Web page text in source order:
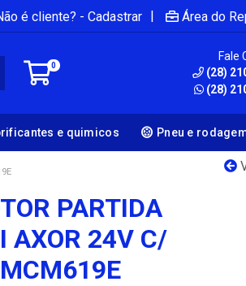
é cliente? - Cadastrar | Área do
0
Fale
(28)
(28)
e quimicos Pneu e
PARTIDA
AXOR 24V C/